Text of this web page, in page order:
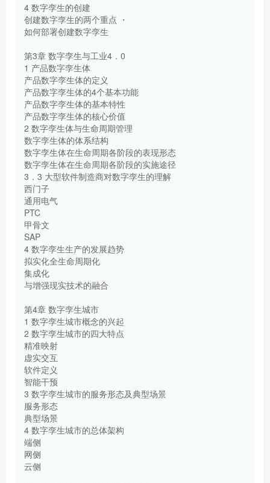
4 数字孪生的创建
创建数字孪生的两个重点 ・
如何部署创建数字孪生
第3章 数字孪生与工业4．0
1 产品数字孪生体
产品数字孪生体的定义
产品数字孪生体的4个基本功能
产品数字孪生体的基本特性
产品数字孪生体的核心价值
2 数字孪生体与生命周期管理
数字孪生体的体系结构
数字孪生体在生命周期各阶段的表现形态
数字孪生体在生命周期各阶段的实施途径
3．3 大型软件制造商对数字孪生的理解
西门子
通用电气
PTC
甲骨文
SAP
4 数字孪生生产的发展趋势
拟实化全生命周期化
集成化
与增强现实技术的融合
第4章 数字孪生城市
1 数字孪生城市概念的兴起
2 数字孪生城市的四大特点
精准映射
虚实交互
软件定义
智能干预
3 数字孪生城市的服务形态及典型场景
服务形态
典型场景
4 数字孪生城市的总体架构
端侧
网侧
云侧